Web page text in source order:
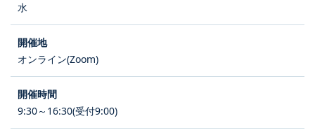
水
オンライン(Zoom)
9:30～16:30(受付9:00)